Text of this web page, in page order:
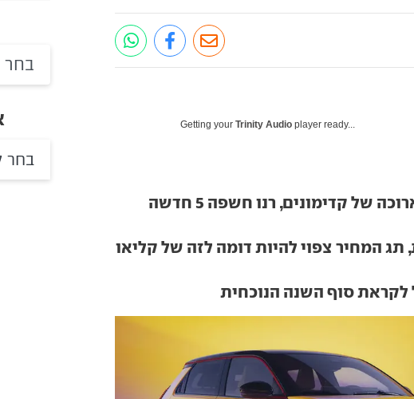
Getting yourTrinity Audio player ready...
אחרי תקופה ארוכה של קדימונים, רנו חשפה 5 חדשה
תג המחיר צפוי להיות דומה לזה של קליאו
סוף השנה הנוכחית
בחר